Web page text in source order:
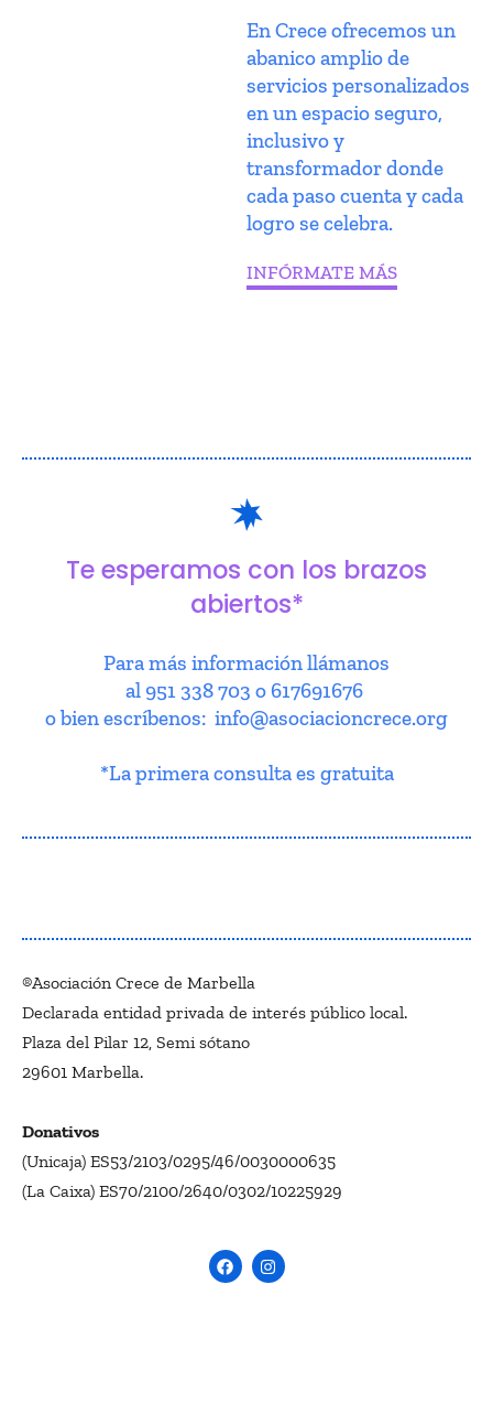
En Crece ofrecemos un
abanico amplio de
servicios personalizados
en un espacio seguro,
inclusivo y
transformador donde
cada paso cuenta y cada
logro se celebra.
INFÓRMATE MÁS
Te esperamos con los brazos
abiertos*
Para más información llámanos
al 951 338 703 o 617691676
o bien escríbenos: info@asociacioncrece.org
*La primera consulta es gratuita
®Asociación Crece de Marbella
Declarada entidad privada de interés público local.
Plaza del Pilar 12, Semi sótano
29601 Marbella.
Donativos
(Unicaja) ES53/2103/0295/46/0030000635
(La Caixa) ES70/2100/2640/0302/10225929